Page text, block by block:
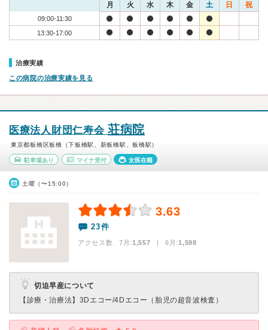
月 火 水 木 金 土 日 祝
09:00-11:30
13:30-17:00
治療実績
この病院の治療実績を見る
医療法人財団仁寿会 荘病院
東京都板橋区板橋（下板橋駅、新板橋駅、板橋駅）
駐車場あり マイナ受付 女医在籍
土曜（〜15:00）
3.63
23件
アクセス数 7月:1,557 | 6月:1,598
切迫早産について
【診療・治療法】 3Dエコー/4Dエコー（胎児の超音波検査）